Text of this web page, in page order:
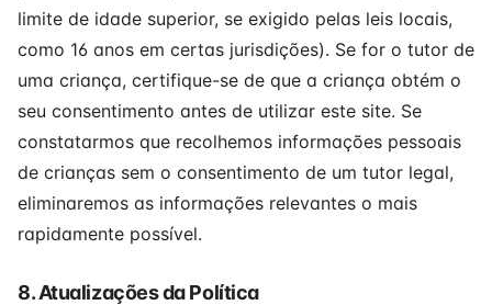
limite de idade superior, se exigido pelas leis locais,
como 16 anos em certas jurisdições). Se for o tutor de
uma criança, certifique-se de que a criança obtém o
seu consentimento antes de utilizar este site. Se
constatarmos que recolhemos informações pessoais
de crianças sem o consentimento de um tutor legal,
eliminaremos as informações relevantes o mais
rapidamente possível.
8. Atualizações da Política